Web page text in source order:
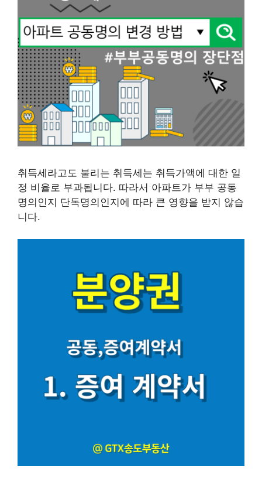
취득세라고도 불리는 취득세는 취득가액에 대한 일
정 비율로 부과됩니다. 따라서 아파트가 부부 공동
명의인지 단독명의인지에 따라 큰 영향을 받지 않습
니다.